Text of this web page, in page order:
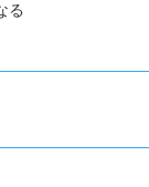
る